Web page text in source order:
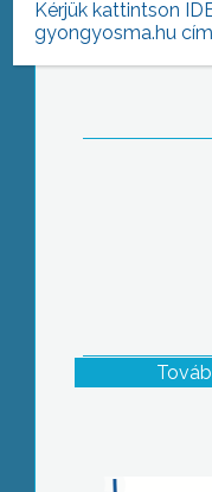
Kérjük kattintson
gyongyosma.hu